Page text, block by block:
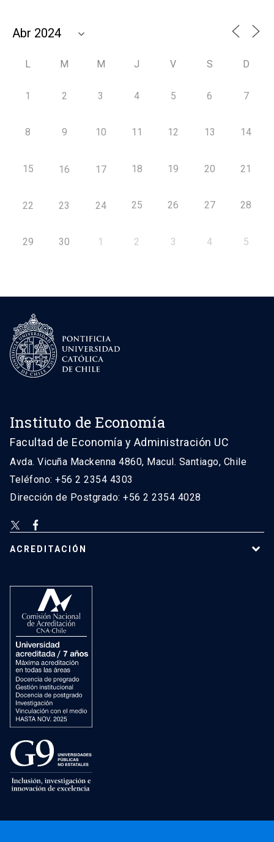
L M M J V S D
1 2 3 4 5 6 7
8 9 10 11 12 13 14
15 16 17 18 19 20 21
22 23 24 25 26 27 28
29 30 1 2 3 4 5
Instituto de Economía
Facultad de Economía y Administración UC
Avda. Vicuña Mackenna 4860, Macul. Santiago, Chile
Teléfono: +56 2 2354 4303
Dirección de Postgrado: +56 2 2354 4028
ACREDITACIÓN